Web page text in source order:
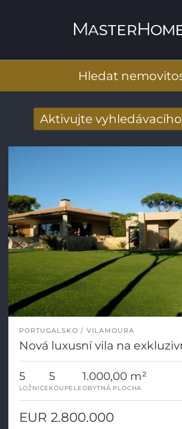
Hledat
Aktivujte
vyhledávání
PORTUGALSKO VILAMOURA
Nová luxusní vila na
5
LOŽNICE
5
KOUPELE
1.000,00 m²
OBYTNÁ PLOCHA
EUR 2.800.000